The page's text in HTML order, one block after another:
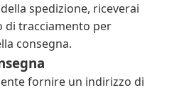
spedizione, riceverai
di tracciamento per
consegna.
fornire un indirizzo di